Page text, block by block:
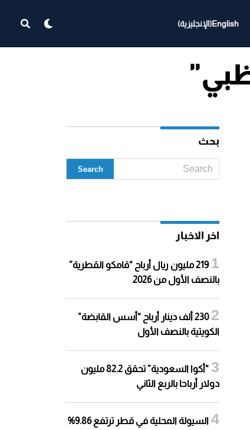
English
(الإنجليزية)
بحث
اخر الاخبار
219 مليون ريال أرباح “قامكو القطرية”
بالنصف الأول من 2026
230 ألف دينار أرباح “أسس القابضة”
الكويتية بالنصف الأول
“أكوا السعودية” تحقق 82.2 مليون
دولار أرباحا بالربع الثاني
السيولة المحلية في قطر ترتفع 9.86%